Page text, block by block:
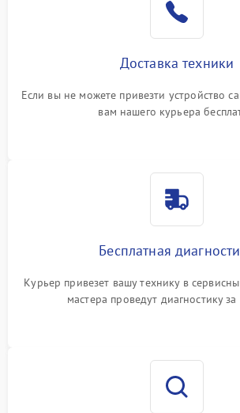
Доставка техники
Если вы не можете привезти устройство
вам нашего курьера
Бесплатная
Курьер привезет вашу технику в
мастера проведут диагностику